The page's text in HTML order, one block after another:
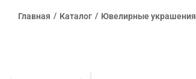
Главная Каталог Ювелирные украшения